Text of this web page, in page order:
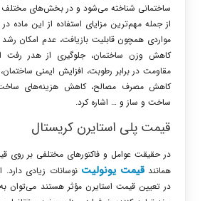
ساختمانی شناخته می‌شود و در بخش‌های مختلف
از جمله مهم‌ترین مزایای استفاده از این ماده
مواردی همچون قابلیت بازیافت، عدم امکان رشد
کاهش وزن ساختمان، جلوگیری از هدر رفت
مقاومت در برابر رطوبت، افزایش ایمنی
کاهش مصرف مصالح، کاهش هزینه‌های
ساخت و ساز و … اشاره کرد.
قیمت پلی استایرن کریستال
در حقیقت عوامل و فاکتورهای مختلفی بر روی
همانندقیمت یونولیت نوسانات زیادی دارد.
در تعیین قیمت استایرن مؤثر هستند می‌توان